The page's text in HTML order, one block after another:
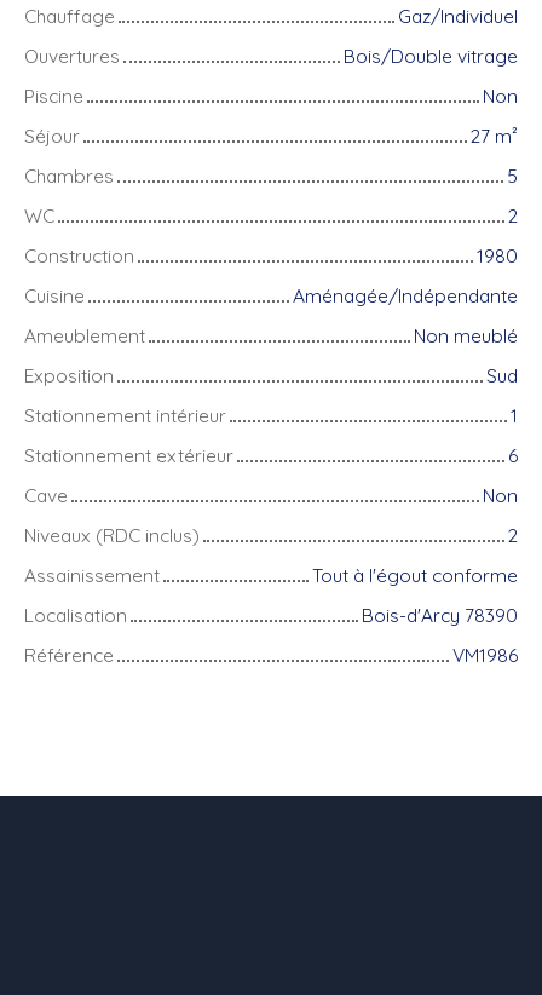
Chauffage
Gaz/Individuel
Ouvertures
Bois/Double vitrage
Piscine
Non
Séjour
27 m²
Chambres
5
WC
2
Construction
1980
Cuisine
Aménagée/Indépendante
Ameublement
Non meublé
Exposition
Sud
Stationnement intérieur
1
Stationnement extérieur
6
Cave
Non
Niveaux (RDC inclus)
2
Assainissement
Tout à l'égout conforme
Localisation
Bois-d'Arcy 78390
Référence
VM1986